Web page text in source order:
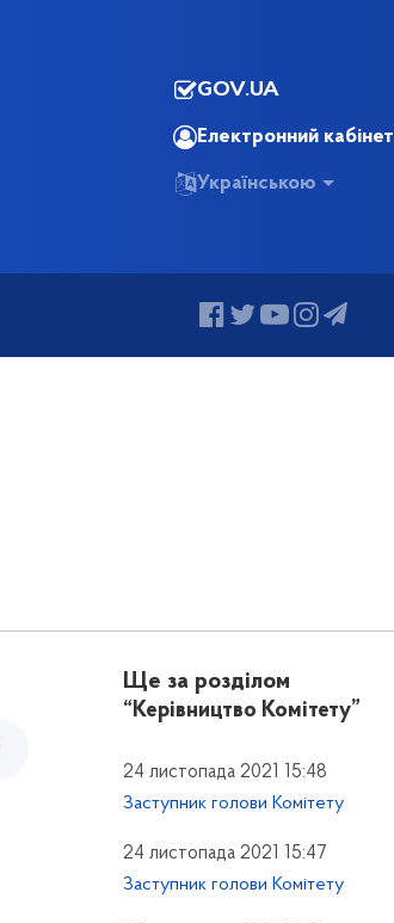
GOV.UA
Електронний кабінет
Українською
Ще за розділом
“Керівництво Комітету”
24 листопада 2021 15:48
Заступник голови Комітету
24 листопада 2021 15:47
Заступник голови Комітету